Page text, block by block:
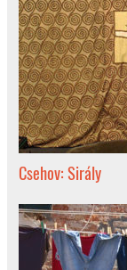
Csehov: Sirály